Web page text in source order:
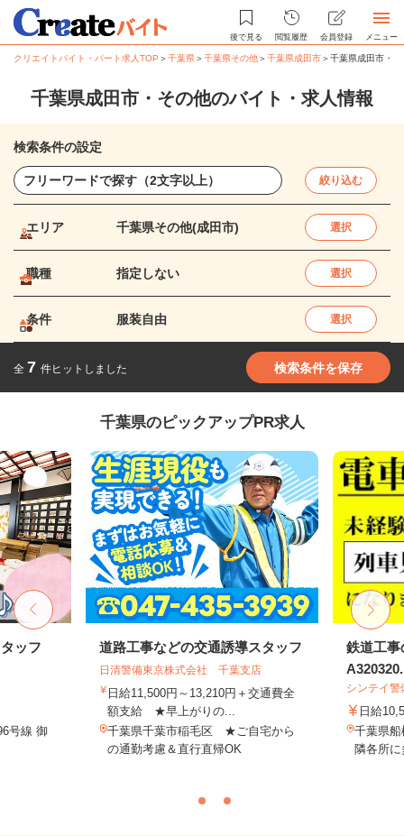
後で見る 閲覧履歴 会員登録 メニュー
クリエイトバイト・パート求人TOP ＞千葉県＞千葉県その他＞千葉県成田市＞千葉県成田市・
千葉県成田市・その他のバイト・求人情報
検索条件の設定
絞り込む
エリア 千葉県その他(成田市) 選択
職種 指定しない 選択
条件 服装自由 選択
全 7 件ヒットしました 検索条件を保存
千葉県のピックアップPR求人
ッフ
号線 御
道路工事などの交通誘導スタッフ
日清警備東京株式会社 千葉支店
日給11,500円～13,210円＋交通費全
額支給 ★早上がりの...
千葉県千葉市稲毛区 ★ご自宅から
の通勤考慮＆直行直帰OK
鉄道工事
シンテイ
日給
千葉県
隣各所